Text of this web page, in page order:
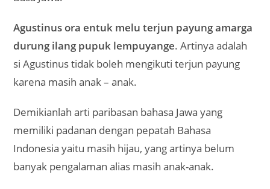
Agustinus ora entuk melu terjun payung amarga
durung ilang pupuk lempuyange. Artinya adalah
si Agustinus tidak boleh mengikuti terjun payung
karena masih anak – anak.
Demikianlah arti paribasan bahasa Jawa yang
memiliki padanan dengan pepatah Bahasa
Indonesia yaitu masih hijau, yang artinya belum
banyak pengalaman alias masih anak-anak.